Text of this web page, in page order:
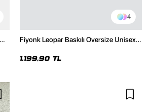
4
Fiyonk Leopar Baskılı Oversize Unisex
1.199,90 TL